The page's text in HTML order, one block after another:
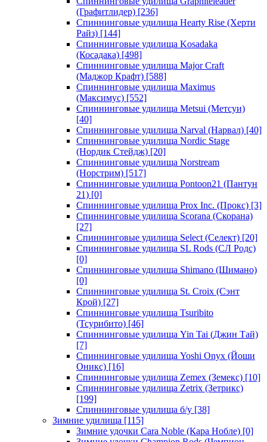
(Графитлидер) [236]
Спиннинговые удилища Hearty Rise (Херти
Райз) [144]
Спиннинговые удилища Kosadaka
(Косадака) [498]
Спиннинговые удилища Major Craft
(Маджор Крафт) [588]
Спиннинговые удилища Maximus
(Максимус) [552]
Спиннинговые удилища Metsui (Метсуи)
[40]
Спиннинговые удилища Narval (Нарвал) [40]
Спиннинговые удилища Nordic Stage
(Нордик Стейдж) [20]
Спиннинговые удилища Norstream
(Норстрим) [517]
Спиннинговые удилища Pontoon21 (Пантун
21) [0]
Спиннинговые удилища Prox Inc. (Прокс) [3]
Спиннинговые удилища Scorana (Скорана)
[27]
Спиннинговые удилища Select (Селект) [20]
Спиннинговые удилища SL Rods (СЛ Родс)
[0]
Спиннинговые удилища Shimano (Шимано)
[0]
Спиннинговые удилища St. Croix (Сэнт
Крой) [27]
Спиннинговые удилища Tsuribito
(Тсурибито) [46]
Спиннинговые удилища Yin Tai (Джин Тай)
[7]
Спиннинговые удилища Yoshi Onyx (Йоши
Оникс) [16]
Спиннинговые удилища Zemex (Земекс) [10]
Спиннинговые удилища Zetrix (Зетрикс)
[199]
Спиннинговые удилища б/у [38]
Зимние удилища [115]
Зимние удочки Cara Noble (Кара Нобле) [0]